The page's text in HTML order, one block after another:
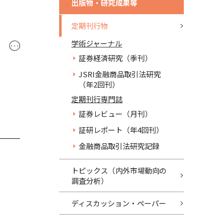
･･･
出版物・研究成果等
定期刊行物
学術ジャーナル
証券経済研究（季刊）
JSRI金融商品取引法研究
（年2回刊）
定期刊行専門誌
証券レビュー（月刊）
証研レポート（年4回刊）
金融商品取引法研究記録
トピックス（内外市場動向の
調査分析）
ディスカッション・ペーパー